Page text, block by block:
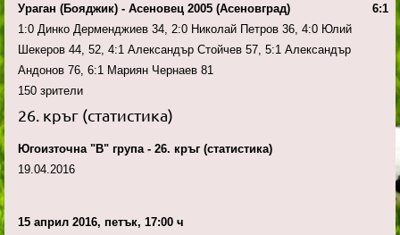
Ураган (Бояджик) - Асеновец 2005 (Асеновград) 6:1
1:0 Динко Дерменджиев 34, 2:0 Николай Петров 36, 4:0 Юлий
Шекеров 44, 52, 4:1 Александър Стойчев 57, 5:1 Александър
Андонов 76, 6:1 Мариян Чернаев 81
150 зрители
26. кръг (статистика)
Югоизточна "В" група - 26. кръг (статистика)
19.04.2016
15 април 2016, петък, 17:00 ч